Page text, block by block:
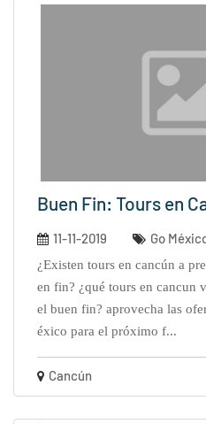
Buen Fin: Tours en
11-11-2019 Go
¿existen tours en cancún a precio de promoción para el bu
en fin? ¿qué tours en cancun
el buen fin? aprovecha las
éxico para el próximo f...
Cancún